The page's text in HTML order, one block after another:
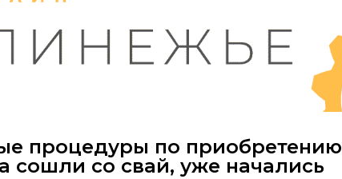
процедуры по приобретению
со свай, уже начались